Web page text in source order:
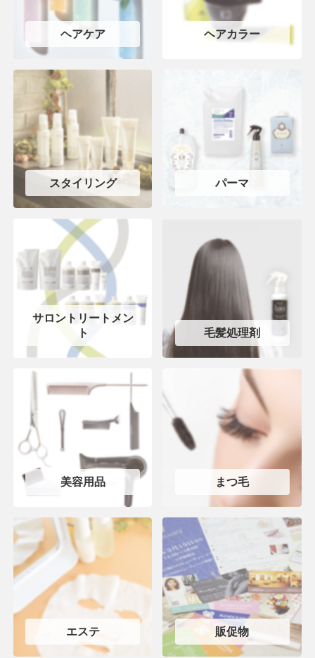
ヘアケア ヘアカラー
スタイリング パーマ
サロントリートメン
ト
毛髪処理剤
美容用品 まつ毛
エステ 販促物